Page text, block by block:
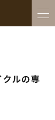
ルの専